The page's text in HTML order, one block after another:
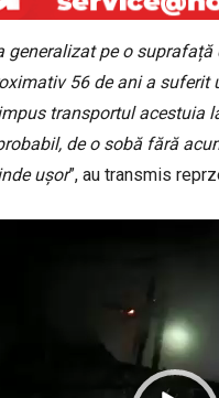
generalizat pe o
56 de ani a
transportul acestuia
de o sobă fără
ușor”, au transmis